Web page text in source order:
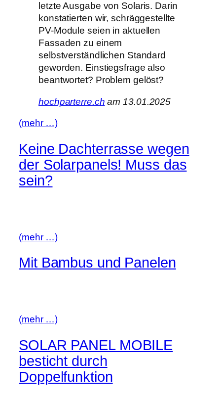
letzte Ausgabe von Solaris. Darin
konstatierten wir, schräggestellte
PV-Module seien in aktuellen
Fassaden zu einem
selbstverständlichen Standard
geworden. Einstiegsfrage also
beantwortet? Problem gelöst?
hochparterre.ch am 13.01.2025
(mehr …)
Keine Dachterrasse wegen
der Solarpanels! Muss das
sein?
(mehr …)
Mit Bambus und Panelen
(mehr …)
SOLAR PANEL MOBILE
besticht durch
Doppelfunktion